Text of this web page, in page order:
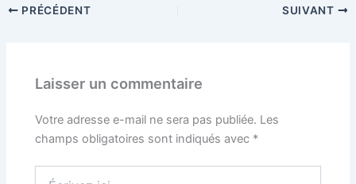
PRÉCÉDENT SUIVANT
Laisser un commentaire
Votre adresse e-mail ne sera pas publiée. Les
champs obligatoires sont indiqués avec *